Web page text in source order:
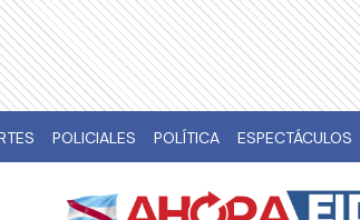
POLICIALES POLÍTICA ESPECTÁCULOS